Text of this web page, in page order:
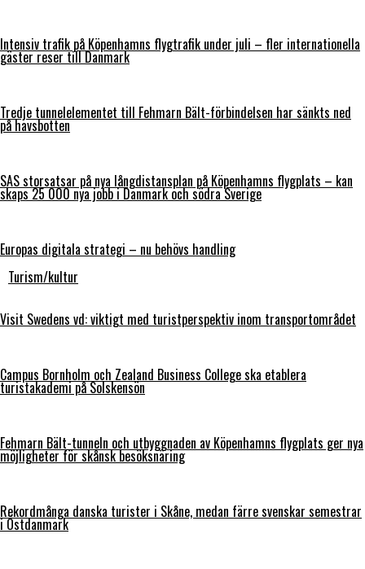
Intensiv trafik på Köpenhamns flygtrafik under juli – fler internationella
gäster reser till Danmark
Tredje tunnelelementet till Fehmarn Bält-förbindelsen har sänkts ned
på havsbotten
SAS storsatsar på nya långdistansplan på Köpenhamns flygplats – kan
skaps 25 000 nya jobb i Danmark och södra Sverige
Europas digitala strategi – nu behövs handling
Turism/kultur
Visit Swedens vd: viktigt med turistperspektiv inom transportområdet
Campus Bornholm och Zealand Business College ska etablera
turistakademi på Solskensön
Fehmarn Bält-tunneln och utbyggnaden av Köpenhamns flygplats ger nya
möjligheter för skånsk besöksnäring
Rekordmånga danska turister i Skåne, medan färre svenskar semestrar
i Östdanmark